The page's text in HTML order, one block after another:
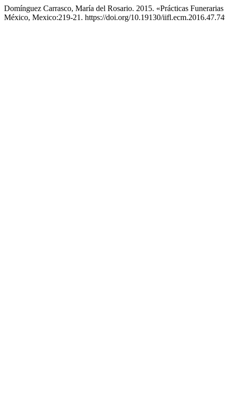
Domínguez Carrasco, María del Rosario. 2015. «Prácticas
México, Mexico:219-21. https://doi.org/10.19130/